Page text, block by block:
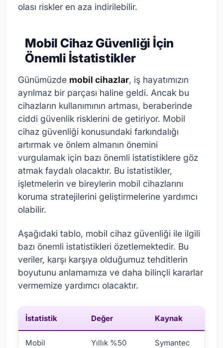
olası riskler en aza indirilebilir.
Mobil Cihaz Güvenliği İçin
Önemli İstatistikler
Günümüzde mobil cihazlar, iş hayatımızın
ayrılmaz bir parçası haline geldi. Ancak bu
cihazların kullanımının artması, beraberinde
ciddi güvenlik risklerini de getiriyor. Mobil
cihaz güvenliği konusundaki farkındalığı
artırmak ve önlem almanın önemini
vurgulamak için bazı önemli istatistiklere göz
atmak faydalı olacaktır. Bu istatistikler,
işletmelerin ve bireylerin mobil cihazlarını
koruma stratejilerini geliştirmelerine yardımcı
olabilir.
Aşağıdaki tablo, mobil cihaz güvenliği ile ilgili
bazı önemli istatistikleri özetlemektedir. Bu
veriler, karşı karşıya olduğumuz tehditlerin
boyutunu anlamamıza ve daha bilinçli kararlar
vermemize yardımcı olacaktır.
İstatistik Değer Kaynak
Mobil
Yıllık %50
Symantec